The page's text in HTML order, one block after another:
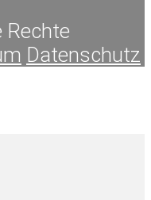
Rechte
Datenschutz